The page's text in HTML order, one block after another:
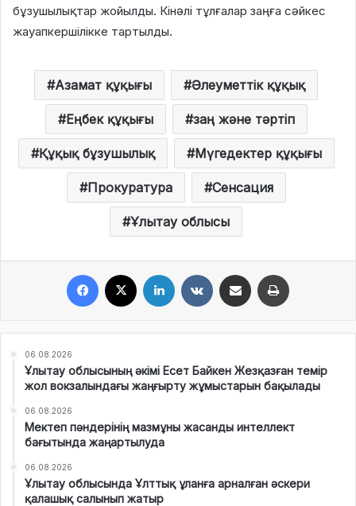
бұзушылықтар жойылды. Кінәлі тұлғалар заңға сәйкес
жауапкершілікке тартылды.
Азамат құқығы Әлеуметтік құқық
Еңбек құқығы заң және тәртіп
Құқық бұзушылық Мүгедектер құқығы
Прокуратура Сенсация
Ұлытау облысы
06.08.2026
Ұлытау облысының әкімі Есет Байкен Жезқазған темір
жол вокзалындағы жаңғырту жұмыстарын бақылады
06.08.2026
Мектеп пәндерінің мазмұны жасанды интеллект
бағытында жаңартылуда
06.08.2026
Ұлытау облысында Ұлттық ұланға арналған әскери
қалашық салынып жатыр